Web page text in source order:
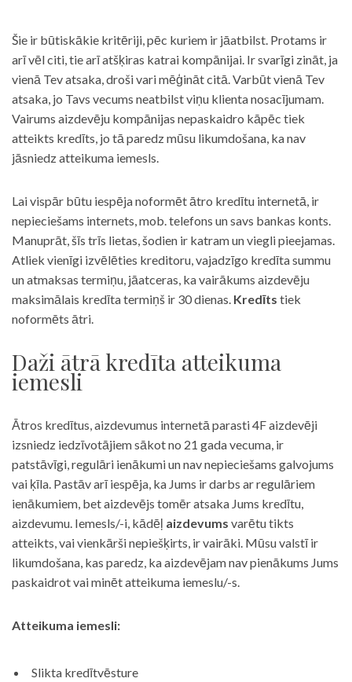
Šie ir būtiskākie kritēriji, pēc kuriem ir jāatbilst. Protams ir
arī vēl citi, tie arī atšķiras katrai kompānijai. Ir svarīgi zināt, ja
vienā Tev atsaka, droši vari mēģināt citā. Varbūt vienā Tev
atsaka, jo Tavs vecums neatbilst viņu klienta nosacījumam.
Vairums aizdevēju kompānijas nepaskaidro kāpēc tiek
atteikts kredīts, jo tā paredz mūsu likumdošana, ka nav
jāsniedz atteikuma iemesls.
Lai vispār būtu iespēja noformēt ātro kredītu internetā, ir
nepieciešams internets, mob. telefons un savs bankas konts.
Manuprāt, šīs trīs lietas, šodien ir katram un viegli pieejamas.
Atliek vienīgi izvēlēties kreditoru, vajadzīgo kredīta summu
un atmaksas termiņu, jāatceras, ka vairākums aizdevēju
maksimālais kredīta termiņš ir 30 dienas. Kredīts tiek
noformēts ātri.
Daži ātrā kredīta atteikuma
iemesli
Ātros kredītus, aizdevumus internetā parasti 4F aizdevēji
izsniedz iedzīvotājiem sākot no 21 gada vecuma, ir
patstāvīgi, regulāri ienākumi un nav nepieciešams galvojums
vai ķīla. Pastāv arī iespēja, ka Jums ir darbs ar regulāriem
ienākumiem, bet aizdevējs tomēr atsaka Jums kredītu,
aizdevumu. Iemesls/-i, kādēļ aizdevums varētu tikts
atteikts, vai vienkārši nepiešķirts, ir vairāki. Mūsu valstī ir
likumdošana, kas paredz, ka aizdevējam nav pienākums Jums
paskaidrot vai minēt atteikuma iemeslu/-s.
Atteikuma iemesli:
Slikta kredītvēsture